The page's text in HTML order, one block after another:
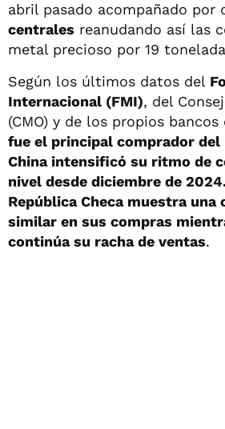
abril pasado acompañado por
centrales reanudando así las
metal precioso por 19
Según los últimos datos del
Internacional (FMI), del
(CMO) y de los propios bancos
fue el principal comprador del
China intensificó su ritmo de
nivel desde diciembre de
República Checa muestra una
similar en sus compras
continúa su racha de ventas.